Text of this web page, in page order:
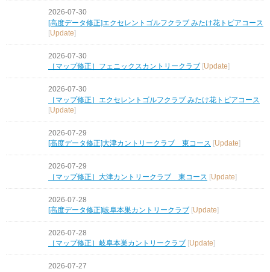
2026-07-30
[高度データ修正]エクセレントゴルフクラブ みたけ花トピアコース
[Update]
2026-07-30
［マップ修正］フェニックスカントリークラブ [Update]
2026-07-30
［マップ修正］エクセレントゴルフクラブ みたけ花トピアコース
[Update]
2026-07-29
[高度データ修正]大津カントリークラブ 東コース [Update]
2026-07-29
［マップ修正］大津カントリークラブ 東コース [Update]
2026-07-28
[高度データ修正]岐阜本巣カントリークラブ [Update]
2026-07-28
［マップ修正］岐阜本巣カントリークラブ
Update
2026-07-27